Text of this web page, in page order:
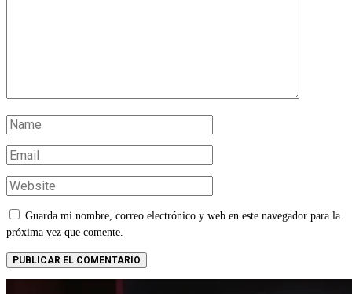
Guarda mi nombre, correo electrónico y web en este navegador para la
próxima vez que comente.